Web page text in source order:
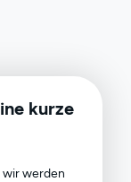
kurze
wir werden